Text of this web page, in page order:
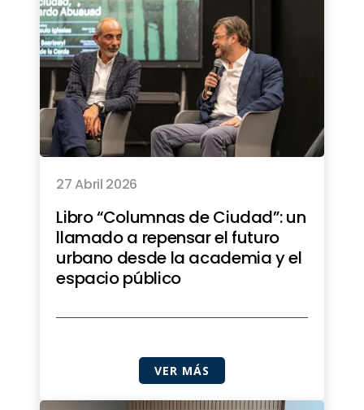
27 Abril 2026
Libro “Columnas de Ciudad”: un
llamado a repensar el futuro
urbano desde la academia y el
espacio público
VER MÁS